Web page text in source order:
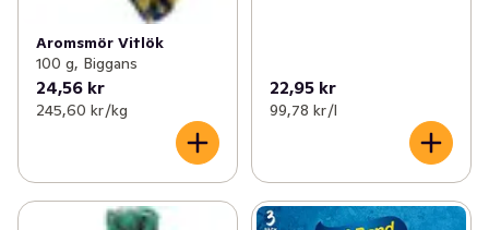
Aromsmör Vitlök
100 g, Biggans
24,56 kr
245,60 kr /kg
22,95 kr
99,78 kr /l